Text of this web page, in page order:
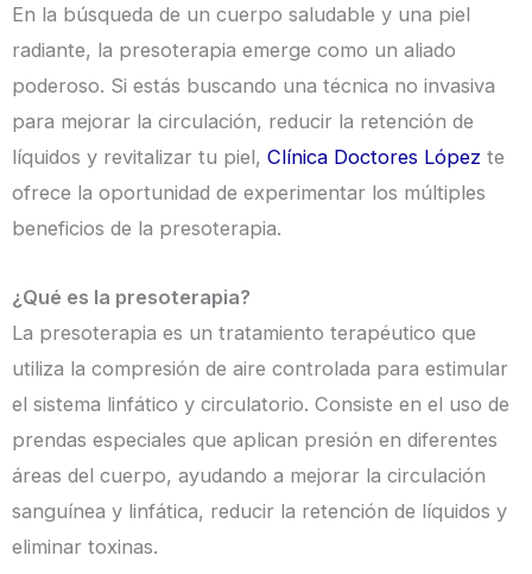
En la búsqueda de un cuerpo saludable y una piel
radiante, la presoterapia emerge como un aliado
poderoso. Si estás buscando una técnica no invasiva
para mejorar la circulación, reducir la retención de
líquidos y revitalizar tu piel, Clínica Doctores López te
ofrece la oportunidad de experimentar los múltiples
beneficios de la presoterapia.
¿Qué es la presoterapia?
La presoterapia es un tratamiento terapéutico que
utiliza la compresión de aire controlada para estimular
el sistema linfático y circulatorio. Consiste en el uso de
prendas especiales que aplican presión en diferentes
áreas del cuerpo, ayudando a mejorar la circulación
sanguínea y linfática, reducir la retención de líquidos y
eliminar toxinas.